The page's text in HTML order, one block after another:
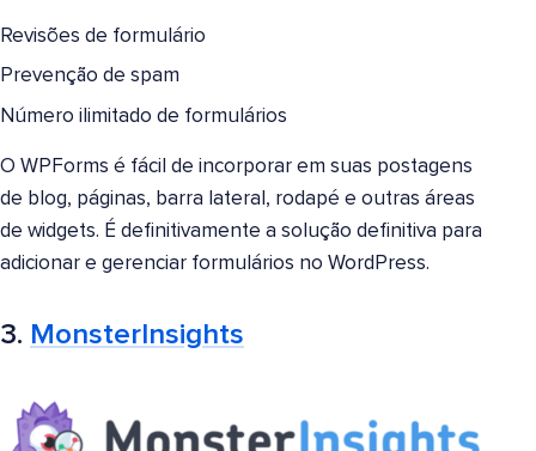
Revisões de formulário
Prevenção de spam
Número ilimitado de formulários
O WPForms é fácil de incorporar em suas postagens
de blog, páginas, barra lateral, rodapé e outras áreas
de widgets. É definitivamente a solução definitiva para
adicionar e gerenciar formulários no WordPress.
3. MonsterInsights